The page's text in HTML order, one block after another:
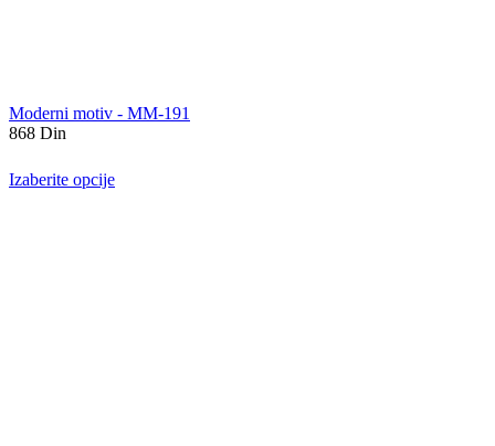
Moderni motiv - MM-191
868 Din
Izaberite opcije